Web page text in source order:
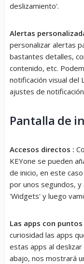
deslizamiento'.
Alertas
personalizar alertas
bastantes detalles,
contenido, etc.
notificación visual del
ajustes de
Pantalla de
Accesos directos :
KEYone se pueden
de inicio, en este
por unos segundos, y
'Widgets' y luego
Las apps con
curiosidad las apps
estas apps al
abajo, nos mostrará